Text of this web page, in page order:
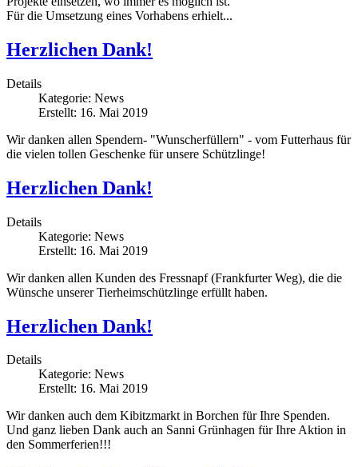
Für die Umsetzung eines Vorhabens erhielt...
Herzlichen Dank!
Details
Kategorie: News
Erstellt: 16. Mai 2019
Wir danken allen Spendern- "Wunscherfüllern" - vom Futterhaus für
die vielen tollen Geschenke für unsere Schützlinge!
Herzlichen Dank!
Details
Kategorie: News
Erstellt: 16. Mai 2019
Wir danken allen Kunden des Fressnapf (Frankfurter Weg), die die
Wünsche unserer Tierheimschützlinge erfüllt haben.
Herzlichen Dank!
Details
Kategorie: News
Erstellt: 16. Mai 2019
Wir danken auch dem Kibitzmarkt in Borchen für Ihre Spenden.
Und ganz lieben Dank auch an Sanni Grünhagen für Ihre Aktion in
den Sommerferien!!!